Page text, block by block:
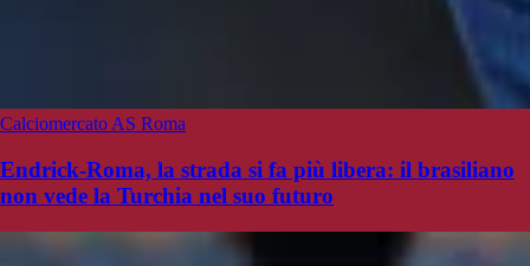
Calciomercato AS Roma
Endrick-Roma, la strada si fa più libera: il brasiliano
non vede la Turchia nel suo futuro